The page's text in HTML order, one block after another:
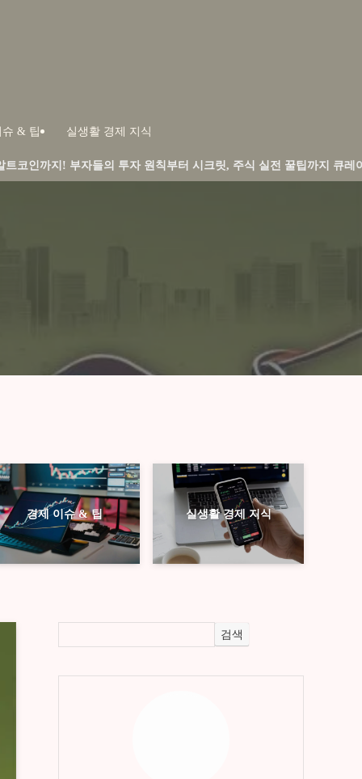
슈 & 팁 실생활 경제 지식
투자 원칙부터 시크릿, 주식 실전 꿀팁까지 큐레이션합니다.
경제 이슈 & 팁 실생활 경제 지식
검색